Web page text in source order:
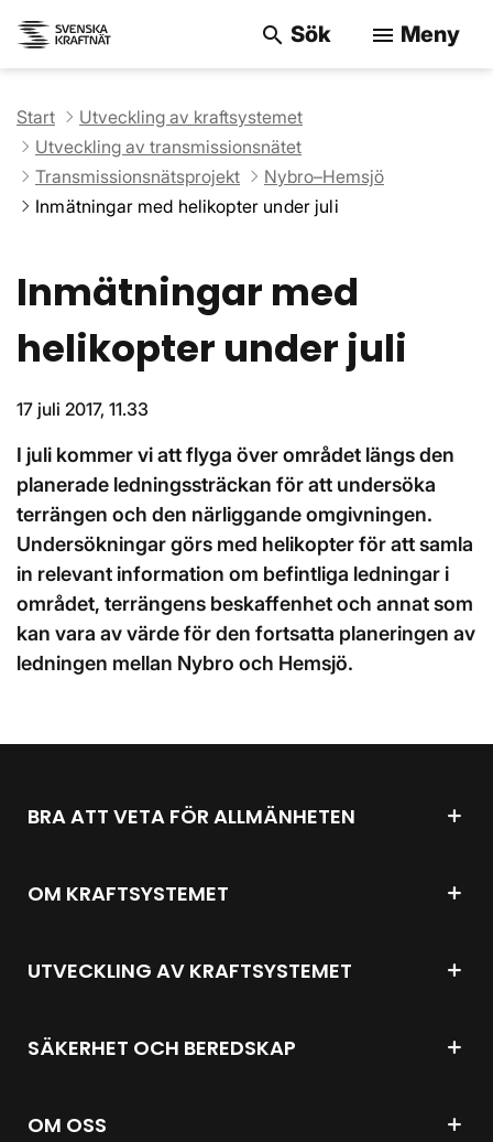
search Sök menu Meny
Start
Utveckling av kraftsystemet
Utveckling av transmissionsnätet
Transmissionsnätsprojekt
Nybro–Hemsjö
Inmätningar med helikopter under juli
Inmätningar med
helikopter under juli
17 juli 2017, 11.33
I juli kommer vi att flyga över området längs den
planerade ledningssträckan för att undersöka
terrängen och den närliggande omgivningen.
Undersökningar görs med helikopter för att samla
in relevant information om befintliga ledningar i
området, terrängens beskaffenhet och annat som
kan vara av värde för den fortsatta planeringen av
ledningen mellan Nybro och Hemsjö.
BRA ATT VETA FÖR ALLMÄNHETEN
OM KRAFTSYSTEMET
UTVECKLING AV KRAFTSYSTEMET
SÄKERHET OCH BEREDSKAP
OM OSS